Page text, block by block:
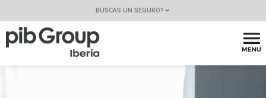
BUSCAS UN SEGURO?